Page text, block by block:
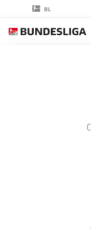
BL
EINTRACHT